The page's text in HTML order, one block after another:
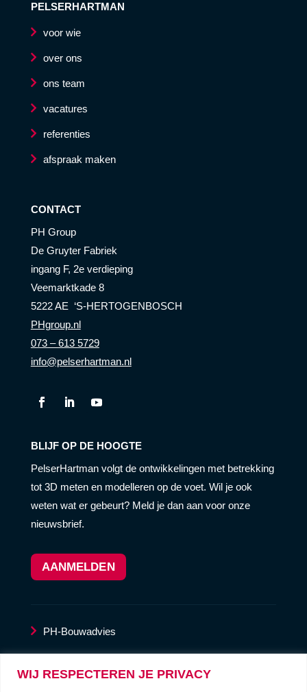
WIJ RESPECTEREN JE PRIVACY
PELSERHARTMAN
voor wie
over ons
ons team
vacatures
referenties
afspraak maken
CONTACT
PH Group
De Gruyter Fabriek
ingang F, 2e verdieping
Veemarktkade 8
5222 AE ‘S-HERTOGENBOSCH
PHgroup.nl
073 – 613 5729
info@pelserhartman.nl
BLIJF OP DE HOOGTE
PelserHartman volgt de ontwikkelingen met betrekking
tot 3D meten en modelleren op de voet. Wil je ook
weten wat er gebeurt? Meld je dan aan voor onze
nieuwsbrief.
AANMELDEN
PH-Bouwadvies